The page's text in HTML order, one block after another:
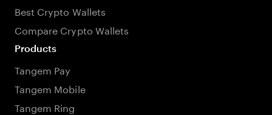
Best Crypto Wallets
Compare Crypto Wallets
Products
Tangem Pay
Tangem Mobile
Tangem Ring